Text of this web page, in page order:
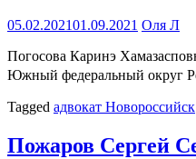
05.02.202101.09.2021 Оля Л
Погосова Каринэ
Южный федеральный округ
Tagged адвокат Новороссийск
Пожаров Сергей